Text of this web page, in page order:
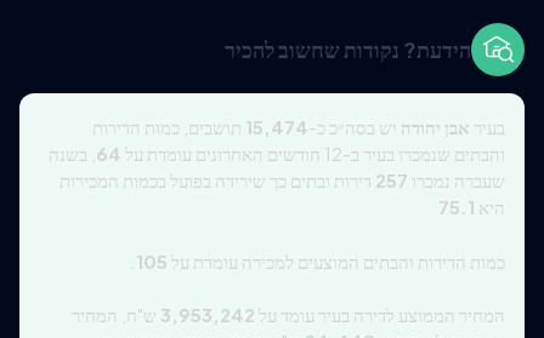
הידעת? נקודות שחשוב להכיר
בעיר אבן יהודה יש בסה״כ כ-15,474 תושבים, כמות הדירות
והבתים שנמכרו בעיר ב-12 חודשים האחרונים עומדת על
64 , בשנה
שעברה נמכרו 257 דירות ובתים כך שירידה בפועל בכמות המכירות
היא 75.1
כמות הדירות והבתים המוצעים למכירה עומדת על 105
המחיר הממוצע לדירה בעיר עומד על 3,953,242 ש"ח, המחיר